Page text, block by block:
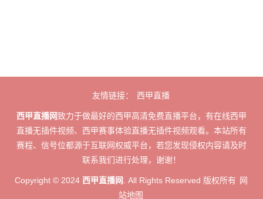
友情链接： 西甲直播
西甲直播网致力于做最好的西甲高清免费直播平台，有在线西甲
直播无插件视频、西甲赛事体验直播无插件视频观看。本站所有
赛程、信号位都源于互联网权威平台，若您发现侵权内容请及时
联系我们进行处理，谢谢！
Copyright © 2024 西甲直播网 . All Rights Reserved 版权所有 网
站地图